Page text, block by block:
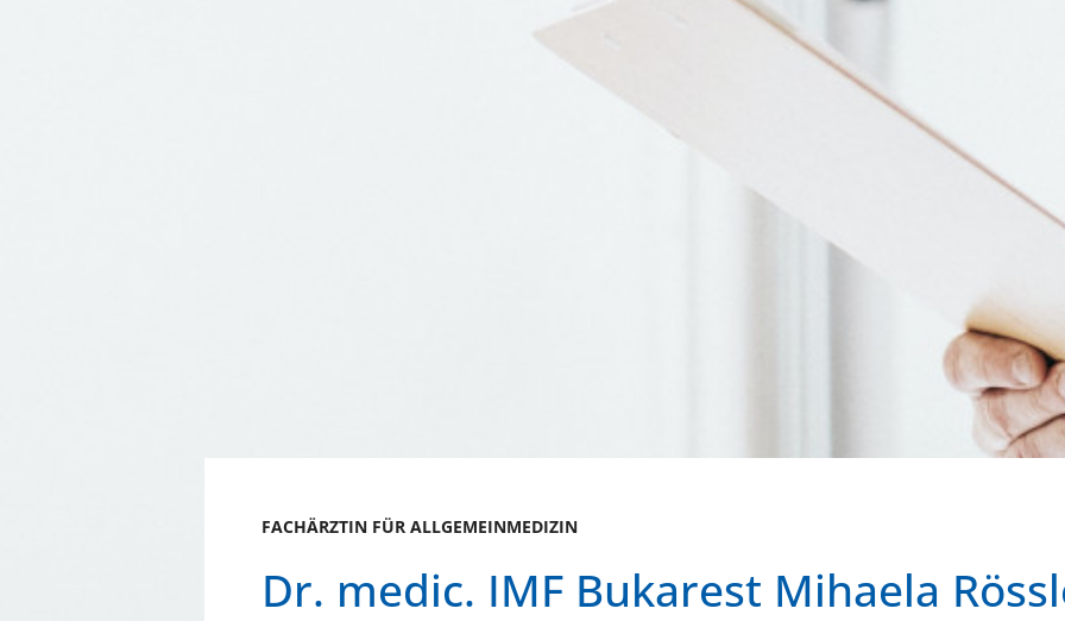
FACHÄRZTIN FÜR ALLGEMEINMEDIZIN
Dr. medic. IMF Bukarest Mihaela